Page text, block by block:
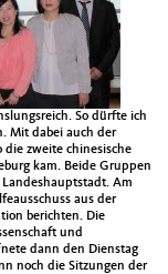
So dürfte ich
Mit dabei auch der
die zweite chinesische
kam. Beide Gruppen
Am
aus der
berichten. Die
und
dann den Dienstag
noch die Sitzungen der